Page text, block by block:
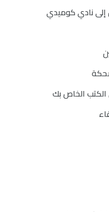
إلى نادي كوميدي
الخاص بك